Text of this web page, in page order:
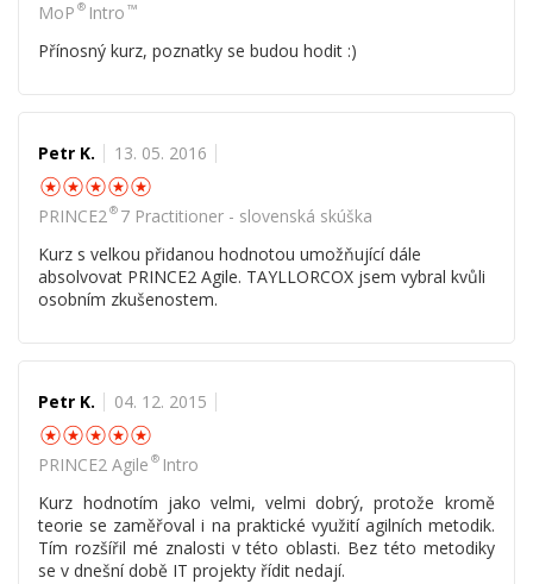
MoP ®Intro ™
Přínosný kurz, poznatky se budou hodit :)
Petr K. 13. 05. 2016
☆☆☆☆
PRINCE2®7 Practitioner - slovenská skúška
Kurz s velkou přidanou hodnotou umožňující dále
absolvovat PRINCE2 Agile. TAYLLORCOX jsem vybral kvůli
osobním zkušenostem.
Petr K. 04. 12. 2015
☆☆☆☆
PRINCE2 Agile ®Intro
Kurz hodnotím jako velmi, velmi dobrý, protože kromě
teorie se zaměřoval i na praktické využití agilních metodik.
Tím rozšířil mé znalosti v této oblasti. Bez této metodiky
se v dnešní době IT projekty řídit nedají.